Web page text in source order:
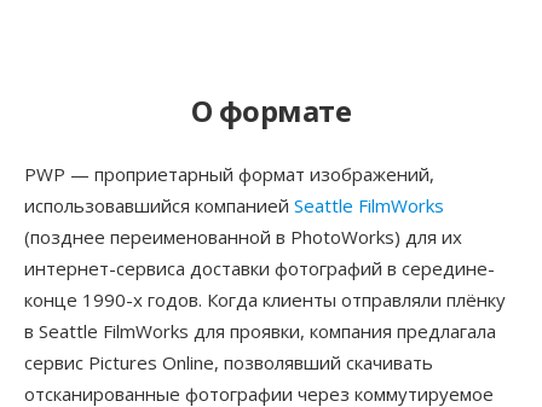
О формате
PWP — проприетарный формат изображений,
использовавшийся компанией Seattle FilmWorks
(позднее переименованной в PhotoWorks) для их
интернет-сервиса доставки фотографий в середине-
конце 1990-х годов. Когда клиенты отправляли плёнку
в Seattle FilmWorks для проявки, компания предлагала
сервис Pictures Online, позволявший скачивать
отсканированные фотографии через коммутируемое